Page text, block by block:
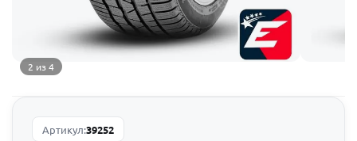
2 из 4
Артикул:39252